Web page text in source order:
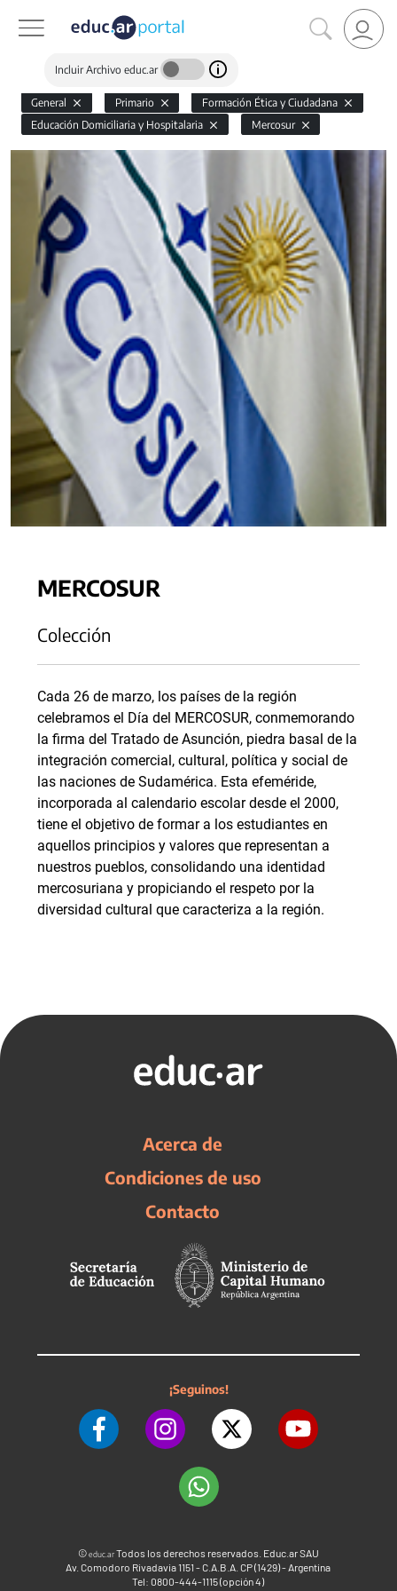
Incluir Archivo educ.ar
General Primario
Formación Ética y Ciudadana
Educación Domiciliaria y Hospitalaria
Mercosur
MERCOSUR
Colección
Cada 26 de marzo, los países de la región
celebramos el Día del MERCOSUR, conmemorando
la firma del Tratado de Asunción, piedra basal de la
integración comercial, cultural, política y social de
las naciones de Sudamérica. Esta efeméride,
incorporada al calendario escolar desde el 2000,
tiene el objetivo de formar a los estudiantes en
aquellos principios y valores que representan a
nuestros pueblos, consolidando una identidad
mercosuriana y propiciando el respeto por la
diversidad cultural que caracteriza a la región.
Acerca de
Condiciones de uso
Contacto
¡Seguinos!
©educ.arTodos los derechos reservados. Educ.ar SAU
Av. Comodoro Rivadavia 1151 - C.A.B.A. CP (1429) - Argentina
Tel: 0800-444-1115 (opción 4)